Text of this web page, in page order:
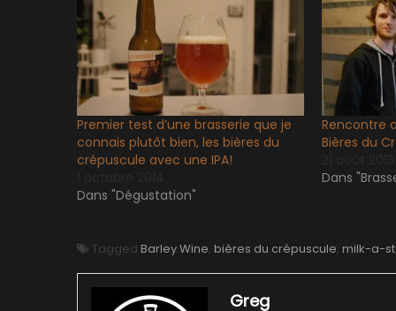
Premier test d’une brasserie que je
connais plutôt bien, les bières du
crépuscule avec une IPA!
Dans "Dégustation"
Rencontre
Bières du
Dans
Tagged Barley Wine, bières du crépuscule, milk-a-
Greg